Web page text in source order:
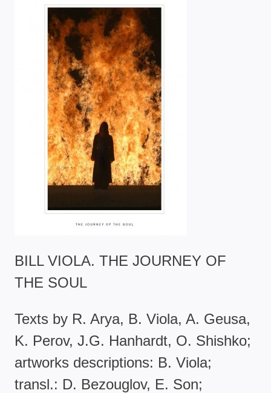
BILL VIOLA. THE JOURNEY OF
THE SOUL
Texts by R. Arya, B. Viola, A. Geusa,
K. Perov, J.G. Hanhardt, O. Shishko;
artworks descriptions: B. Viola;
transl.: D. Bezouglov, E. Son;